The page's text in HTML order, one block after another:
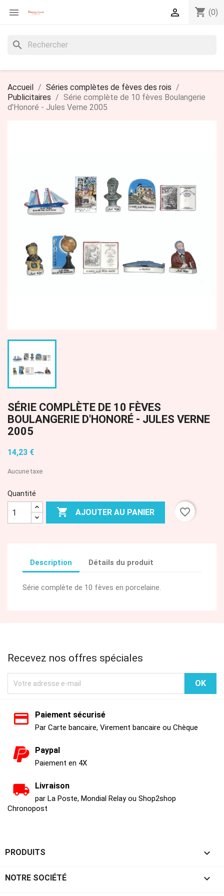
 shopping_cart (0)

search
Accueil
Séries complètes de fèves des rois
Publicitaires
Série complète de 10 fèves Boulangerie
d'Honoré - Jules Verne 2005
SÉRIE COMPLÈTE DE 10 FÈVES
BOULANGERIE D'HONORÉ - JULES VERNE
2005
14,23 €
Aucune taxe
Quantité
 AJOUTER AU PANIER favorite_border
Description Détails du produit
Série complète de 10 fèves en porcelaine.
Recevez nos offres spéciales
Paiement sécurisé
Par Carte bancaire, Virement bancaire ou Chèque
Paypal
Paiement en 4X
Livraison
par La Poste, Mondial Relay ou Shop2shop
Chronopost
PRODUITS 
NOTRE SOCIÉTÉ 